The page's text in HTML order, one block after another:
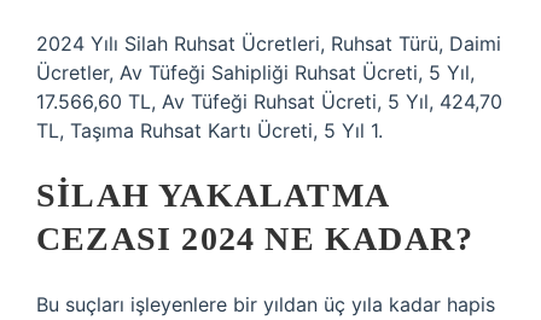
2024 Yılı Silah Ruhsat Ücretleri, Ruhsat Türü, Daimi
Ücretler, Av Tüfeği Sahipliği Ruhsat Ücreti, 5 Yıl,
17.566,60 TL, Av Tüfeği Ruhsat Ücreti, 5 Yıl, 424,70
TL, Taşıma Ruhsat Kartı Ücreti, 5 Yıl 1.
SILAH YAKALATMA
CEZASI 2024 NE KADAR?
Bu suçları işleyenlere bir yıldan üç yıla kadar hapis